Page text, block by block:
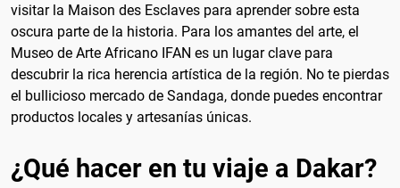
visitar la Maison des Esclaves para aprender sobre esta
oscura parte de la historia. Para los amantes del arte, el
Museo de Arte Africano IFAN es un lugar clave para
descubrir la rica herencia artística de la región. No te pierdas
el bullicioso mercado de Sandaga, donde puedes encontrar
productos locales y artesanías únicas.
¿Qué hacer en tu viaje a Dakar?